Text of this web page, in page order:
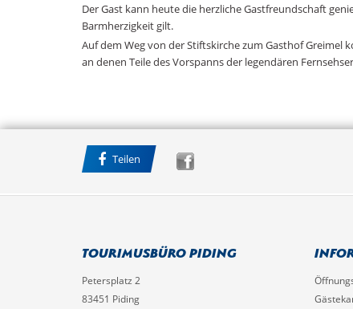
Der Gast kann heute die herzliche Gastfreundschaft
Barmherzigkeit gilt.
Auf dem Weg von der Stiftskirche zum Gasthof
an denen Teile des Vorspanns der legendären
Teilen
Tourimusbüro Piding
Petersplatz 2
83451 Piding